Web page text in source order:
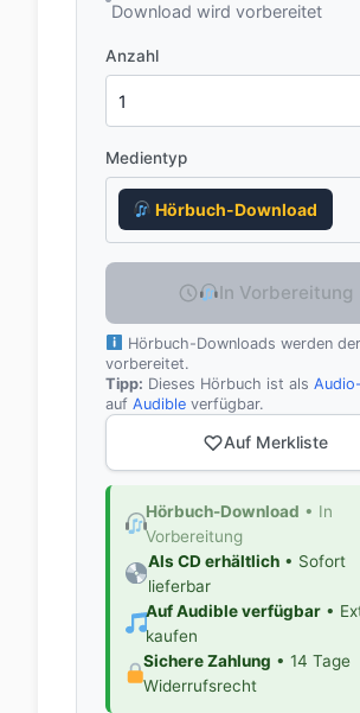
Download wird vorbereitet
Anzahl
Medientyp
Hörbuch-Download
In Vorbereitung
Hörbuch-Downloads werden
vorbereitet.
Tipp: Dieses Hörbuch ist als
auf Audible verfügbar.
Auf Merkliste
Hörbuch-Download • In
Vorbereitung
Als CD erhältlich• Sofort
lieferbar
Auf Audible verfügbar•
kaufen
Sichere Zahlung • 14 Tage
Widerrufsrecht